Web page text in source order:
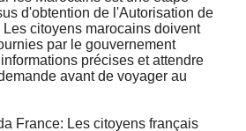
d'obtention de l'Autorisation de
citoyens marocains doivent
par le gouvernement
précises et attendre
avant de voyager au
France: Les citoyens français